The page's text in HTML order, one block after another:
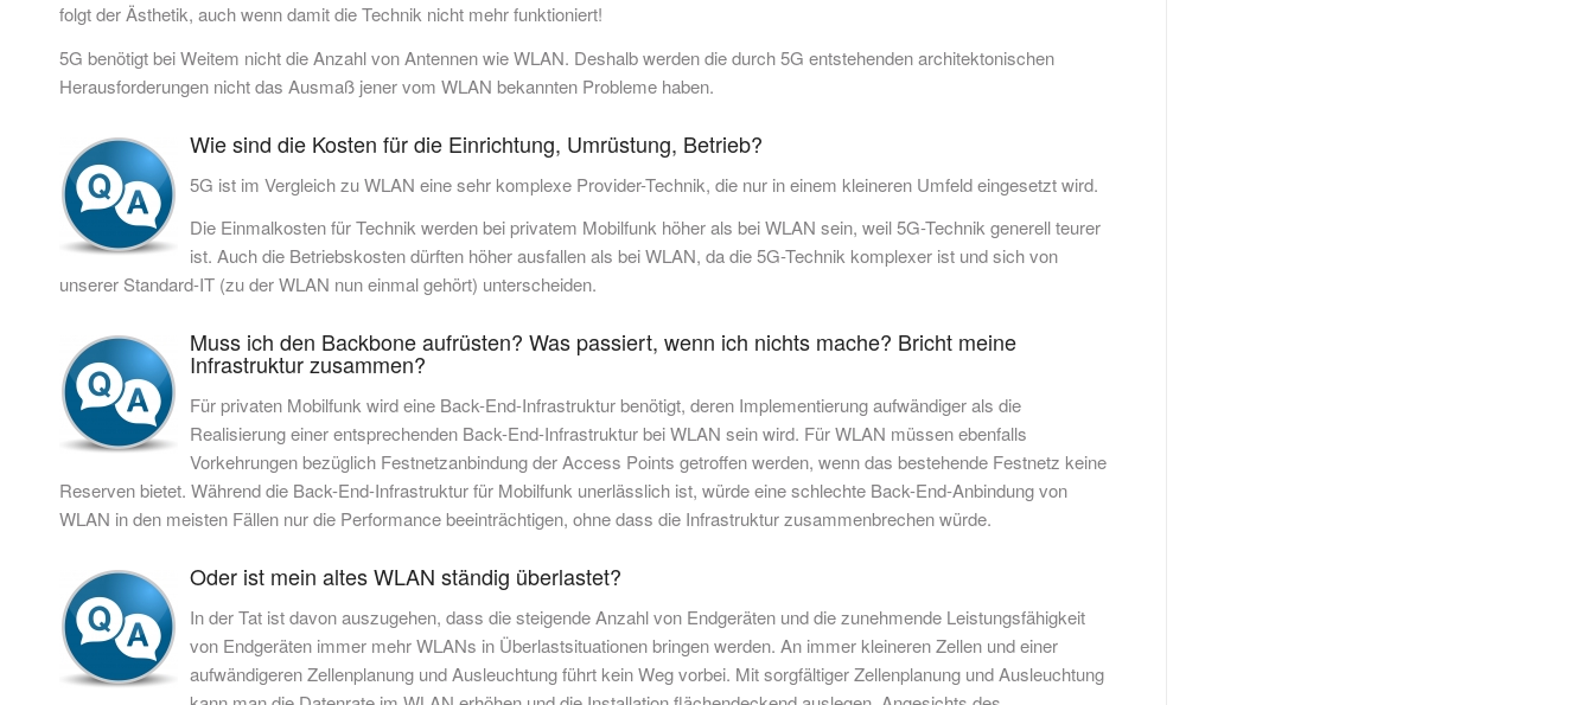
folgt der Ästhetik, auch wenn damit die Technik nicht mehr funktioniert!
5G benötigt bei Weitem nicht die Anzahl von Antennen wie WLAN. Deshalb werden die durch 5G entstehenden architektonischen
Herausforderungen nicht das Ausmaß jener vom WLAN bekannten Probleme haben.
Wie sind die Kosten für die Einrichtung, Umrüstung, Betrieb?
5G ist im Vergleich zu WLAN eine sehr komplexe Provider-Technik, die nur in einem kleineren Umfeld eingesetzt wird.
Die Einmalkosten für Technik werden bei privatem Mobilfunk höher als bei WLAN sein, weil 5G-Technik generell teurer
ist. Auch die Betriebskosten dürften höher ausfallen als bei WLAN, da die 5G-Technik komplexer ist und sich von
unserer Standard-IT (zu der WLAN nun einmal gehört) unterscheiden.
Muss ich den Backbone aufrüsten? Was passiert, wenn ich nichts mache? Bricht meine
Infrastruktur zusammen?
Für privaten Mobilfunk wird eine Back-End-Infrastruktur benötigt, deren Implementierung aufwändiger als die
Realisierung einer entsprechenden Back-End-Infrastruktur bei WLAN sein wird. Für WLAN müssen ebenfalls
Vorkehrungen bezüglich Festnetzanbindung der Access Points getroffen werden, wenn das bestehende Festnetz keine
Reserven bietet. Während die Back-End-Infrastruktur für Mobilfunk unerlässlich ist, würde eine schlechte Back-End-Anbindung von
WLAN in den meisten Fällen nur die Performance beeinträchtigen, ohne dass die Infrastruktur zusammenbrechen würde.
Oder ist mein altes WLAN ständig überlastet?
In der Tat ist davon auszugehen, dass die steigende Anzahl von Endgeräten und die zunehmende Leistungsfähigkeit
von Endgeräten immer mehr WLANs in Überlastsituationen bringen werden. An immer kleineren Zellen und einer
aufwändigeren Zellenplanung und Ausleuchtung führt kein Weg vorbei. Mit sorgfältiger Zellenplanung und Ausleuchtung